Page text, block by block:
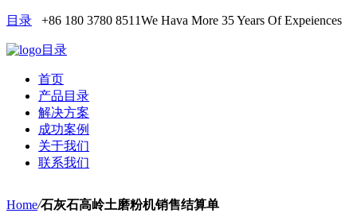
目录 +86 180 3780 8511We Hava More 35 Years Of Expeiences
目录
首页
产品目录
解决方案
成功案例
关于我们
联系我们
Home/石灰石高岭土磨粉机销售结算单